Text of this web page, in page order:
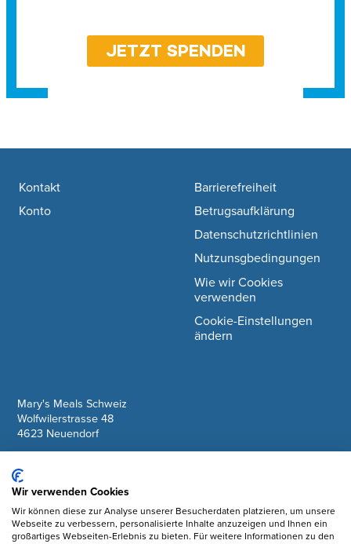
JETZT SPENDEN
Footer navigation
Mary's Meals Schweiz
Wolfwilerstrasse 48
4623 Neuendorf
IBAN: CH61 0900 0000 6175 7127 6
Kontakt
Konto
Barrierefreiheit
Betrugsaufklärung
Datenschutzrichtlinien
Nutzunsgbedingungen
Wie wir Cookies
verwenden
Cookie-Einstellungen
ändern
Facebook
Instagram
Wir verwenden Cookies
Wir können diese zur Analyse unserer Besucherdaten platzieren, um unsere
Webseite zu verbessern, personalisierte Inhalte anzuzeigen und Ihnen ein
großartiges Webseiten-Erlebnis zu bieten. Für weitere Informationen zu den